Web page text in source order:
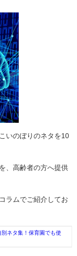
いのぼりのネタを10
、高齢者の方へ提供
ラムでご紹介してお
ネタ集！保育園でも使